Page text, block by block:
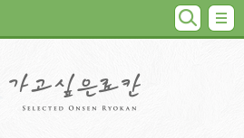
검색